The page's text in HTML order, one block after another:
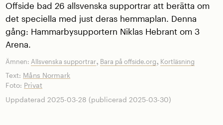
Offside bad 26 allsvenska supportrar att berätta om
det speciella med just deras hemmaplan. Denna
gång: Hammarbysupportern Niklas Hebrant om 3
Arena.
Ämnen:Allsvenska supportrar, Bara på offside.org, Kortläsning
Text: Måns Normark
Foto: Privat
Uppdaterad 2025-03-28 (publicerad 2025-03-30)